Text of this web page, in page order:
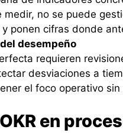
medir, no se puede
ponen cifras donde
desempeño
requieren
desviaciones a
el foco operativo
en